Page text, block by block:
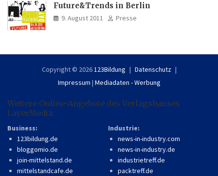
Future&Trends in Berlin
9. August 2011 Presse
Copyright © 2026 123Bildung
Datenschutz
Impressum | Mediadaten - Werbung
Weitere Online-Angebote des Verlagshauses
LayerMedia:
Business:
123bildung.de
bloggomio.de
join-mittelstand.de
mittelstandcafe.de
Industrie:
news-in-industry.com
news-in-industry.de
industrietreff.de
packtreff.de